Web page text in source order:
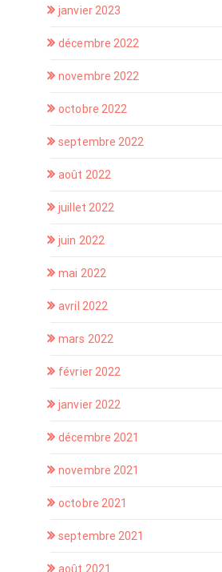
janvier 2023
décembre 2022
novembre 2022
octobre 2022
septembre 2022
août 2022
juillet 2022
juin 2022
mai 2022
avril 2022
mars 2022
février 2022
janvier 2022
décembre 2021
novembre 2021
octobre 2021
septembre 2021
août 2021